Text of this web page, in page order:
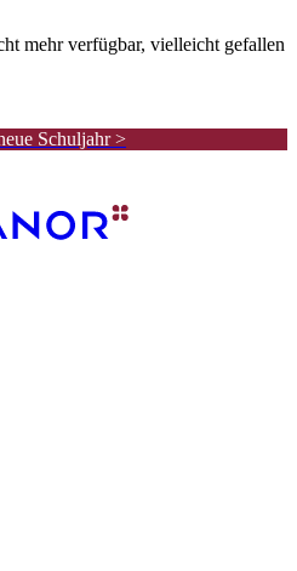
mehr verfügbar, vielleicht gefallen
Schuljahr >